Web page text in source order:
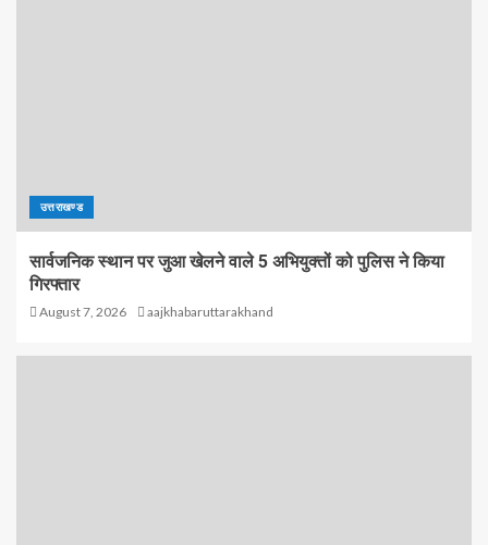
उत्तराखण्ड
सार्वजनिक स्थान पर जुआ खेलने वाले 5 अभियुक्तों को पुलिस ने किया
गिरफ्तार
August 7, 2026 aajkhabaruttarakhand